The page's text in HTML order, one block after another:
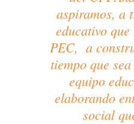
aspiramos, a
educativo que
PEC, a
tiempo que
equipo
elaborando
social